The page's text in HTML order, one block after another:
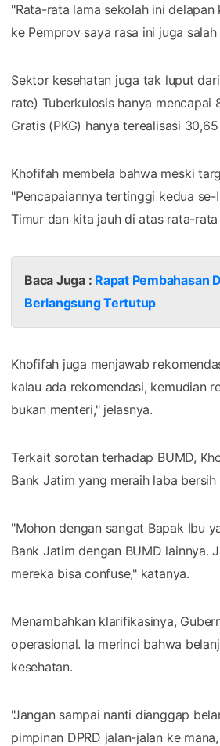
"Rata-rata lama sekolah ini
ke Pemprov saya rasa ini juga
Sektor kesehatan juga tak luput
rate) Tuberkulosis hanya mencapai
Gratis (PKG) hanya terealisasi
Khofifah membela bahwa meski
"Pencapaiannya tertinggi kedua
Timur dan kita jauh di atas rata-rata
Baca Juga : Rapat Pembahasan
Berlangsung Tertutup
Khofifah juga menjawab
kalau ada rekomendasi, kemudian
bukan menteri," jelasnya.
Terkait sorotan terhadap BUMD,
Bank Jatim yang meraih laba
"Mohon dengan sangat Bapak Ibu
Bank Jatim dengan BUMD lainnya.
mereka bisa confuse," katanya.
Menambahkan klarifikasinya,
operasional. Ia merinci bahwa
kesehatan.
"Jangan sampai nanti dianggap
pimpinan DPRD jalan-jalan ke